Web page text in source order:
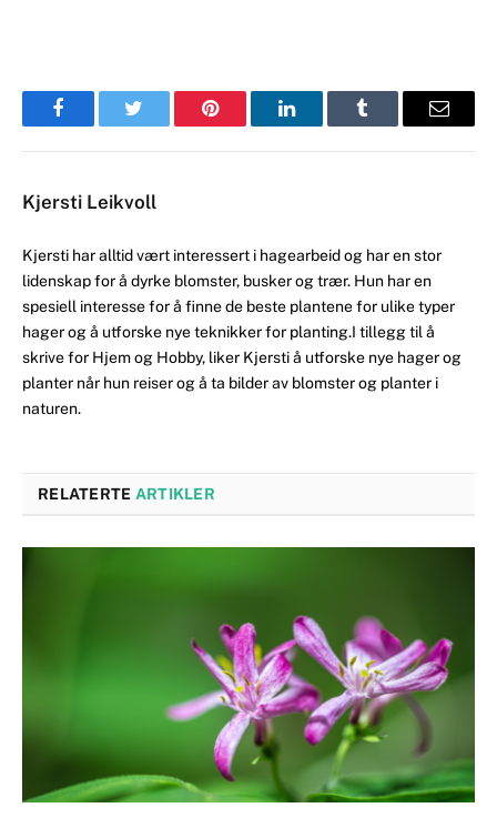
FacebookTwitter Pinterest LinkedInTumblr Email
Kjersti Leikvoll
Kjersti har alltid vært interessert i hagearbeid og har en stor
lidenskap for å dyrke blomster, busker og trær. Hun har en
spesiell interesse for å finne de beste plantene for ulike typer
hager og å utforske nye teknikker for planting.I tillegg til å
skrive for Hjem og Hobby, liker Kjersti å utforske nye hager og
planter når hun reiser og å ta bilder av blomster og planter i
naturen.
RELATERTE ARTIKLER